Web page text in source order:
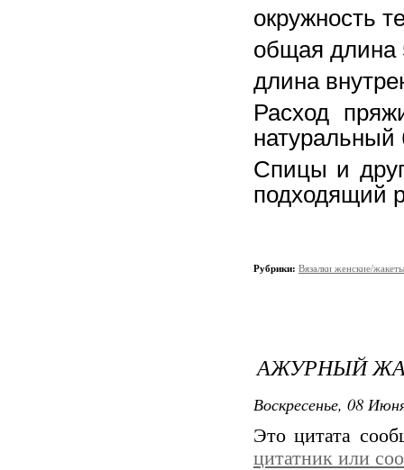
окружность
общая длина
длина
Расход
натуральный
Спицы и
подходящий
Рубрики: Вязалки женские/жакеты
АЖУРНЫЙ
Воскресенье, 08
Это цитата
цитатник или